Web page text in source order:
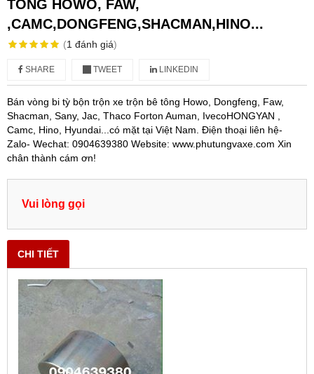
TÔNG HOWO, FAW,
,CAMC,DONGFENG,SHACMAN,HINO...
(1 đánh giá)
SHARE TWEET LINKEDIN
Bán vòng bi tỳ bộn trộn xe trộn bê tông Howo, Dongfeng, Faw,
Shacman, Sany, Jac, Thaco Forton Auman, IvecoHONGYAN ,
Camc, Hino, Hyundai...có mặt tại Việt Nam. Điện thoại liên hệ-
Zalo- Wechat: 0904639380 Website: www.phutungvaxe.com Xin
chân thành cám ơn!
Vui lòng gọi
CHI TIẾT